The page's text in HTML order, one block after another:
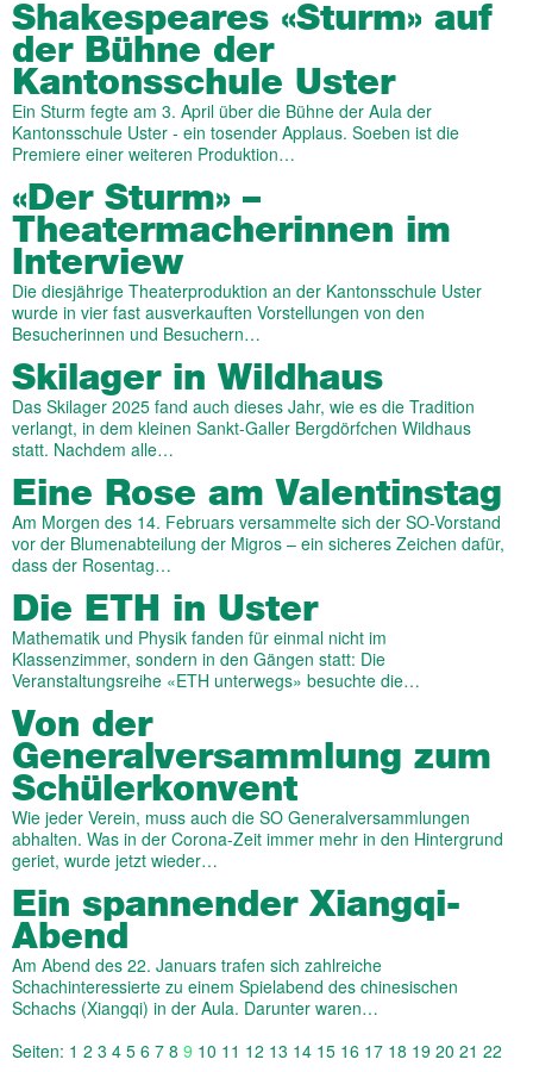
Shakespeares «Sturm» auf
der Bühne der
Kantonsschule Uster
Ein Sturm fegte am 3. April über die Bühne der Aula der
Kantonsschule Uster - ein tosender Applaus. Soeben ist die
Premiere einer weiteren Produktion…
«Der Sturm» –
Theatermacherinnen im
Interview
Die diesjährige Theaterproduktion an der Kantonsschule Uster
wurde in vier fast ausverkauften Vorstellungen von den
Besucherinnen und Besuchern…
Skilager in Wildhaus
Das Skilager 2025 fand auch dieses Jahr, wie es die Tradition
verlangt, in dem kleinen Sankt-Galler Bergdörfchen Wildhaus
statt. Nachdem alle…
Eine Rose am Valentinstag
Am Morgen des 14. Februars versammelte sich der SO-Vorstand
vor der Blumenabteilung der Migros – ein sicheres Zeichen dafür,
dass der Rosentag…
Die ETH in Uster
Mathematik und Physik fanden für einmal nicht im
Klassenzimmer, sondern in den Gängen statt: Die
Veranstaltungsreihe «ETH unterwegs» besuchte die…
Von der
Generalversammlung zum
Schülerkonvent
Wie jeder Verein, muss auch die SO Generalversammlungen
abhalten. Was in der Corona-Zeit immer mehr in den Hintergrund
geriet, wurde jetzt wieder…
Ein spannender Xiangqi-
Abend
Am Abend des 22. Januars trafen sich zahlreiche
Schachinteressierte zu einem Spielabend des chinesischen
Schachs (Xiangqi) in der Aula. Darunter waren…
Seiten: 1 2 3 4 5 6 7 8 9 10 11 12 13 14 15 16 17 18 19 20 21 22